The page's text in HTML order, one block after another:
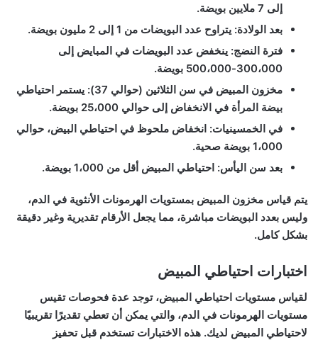
إلى 7 ملايين بويضة.
بعد الولادة: يتراوح عدد البويضات من 1 إلى 2 مليون بويضة.
فترة النضج: ينخفض عدد البويضات في المبايض إلى
300،000-500،000 بويضة.
مخزون المبيض في سن الثلاثين (حوالي 37):
يستمر احتياطي
بيضة المرأة في الانخفاض إلى حوالي 25،000 بويضة.
في الخمسينيات: انخفاض ملحوظ في احتياطي البيض، حوالي
1،000 بويضة صحية.
بعد سن اليأس: احتياطي المبيض أقل من 1،000 بويضة.
يتم قياس مخزون المبيض بمستويات الهرمونات الأنثوية في الدم،
وليس بعدد البويضات مباشرة، مما يجعل الأرقام تقديرية وغير دقيقة
بشكل كامل.
اختبارات احتياطي المبيض
لقياس مستويات احتياطي المبيض، توجد عدة فحوصات تقيس
مستويات الهرمونات في الدم، والتي يمكن أن تعطي تقديرًا تقريبيًا
لاحتياطي المبيض لديك. هذه الاختبارات تستخدم قبل تحفيز